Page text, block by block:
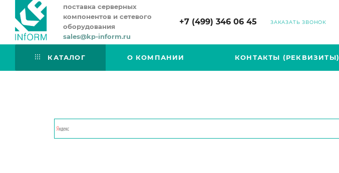
поставка серверных
компонентов и сетевого
оборудования
sales@kp-inform.ru
+7 (499) 346 06 45 ЗАКАЗАТЬ ЗВОНОК
КАТАЛОГ О КОМПАНИИ КОНТАКТЫ (РЕКВИЗИТЫ)